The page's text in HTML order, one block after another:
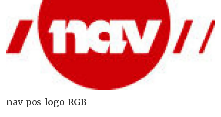
nav_pos_logo_RGB